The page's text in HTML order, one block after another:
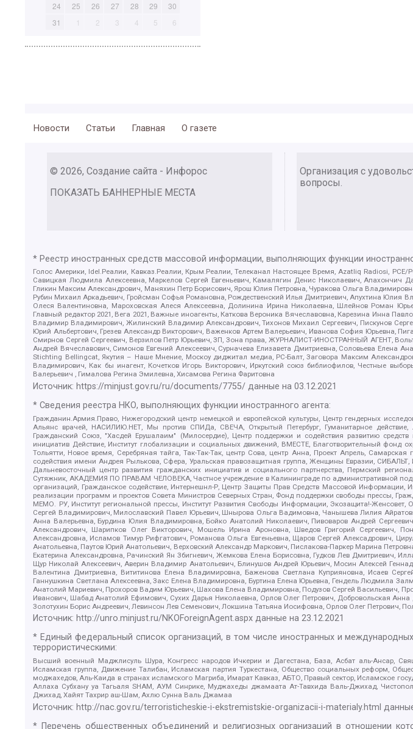
24
25 26 27 28 29
30
31
1 2 3 4 5 6
Новости Статьи Главная О газете
© 2026, Создание сайта - Инфорос
ПОКАЗАТЬ БАННЕРНЫЕ МЕСТА
Организация с
вопросы.
* Реестр иностранных средств массовой информации, выполняющих функции
Голос Америки, Idel.Реалии, Кавказ.Реалии, Крым.Реалии, Телеканал Настоящее Время, Azatliq Radiosi,
Савицкая Людмила Алексеевна, Маркелов Сергей Евгеньевич, Камалягин Денис Николаевич, Апахончич
Гликин Максим Александрович, Маняхин Петр Борисович, Ярош Юлия Петровна, Чуракова Ольга
Рубин Михаил Аркадьевич, Гройсман Софья Романовна, Рождественский Илья Дмитриевич, Апухтина Юлия
Олеся Валентиновна, Мароховская Алеся Алексеевна, Долинина Ирина Николаевна, Шлейнов Роман
Главный редактор 2021, Вега 2021, Важные иноагенты, Каткова Вероника Вячеславовна, Карезина Инна
Владимир Владимирович, Жилинский Владимир Александрович, Тихонов Михаил Сергеевич, Пискунов
Юрий Альбертович, Грезев Александр Викторович, Важенков Артем Валерьевич, Иванова София Юрьевна,
Смирнов Сергей Сергеевич, Верзилов Петр Юрьевич, ЗП, Зона права, ЖУРНАЛИСТ-ИНОСТРАННЫЙ АГЕНТ,
Андрей Вячеславович, Симонов Евгений Алексеевич, Сурначева Елизавета Дмитриевна, Соловьева Елена
Stichting Bellingcat, Якутия – Наше Мнение, Москоу диджитал медиа, РС-Балт, Заговора Максим
Владимирович, Как бы инагент, Кочетков Игорь Викторович, Иркутский союз библиофилов, Честные
Валерьевич , Гималова Регина Эмилевна, Хисамова Регина Фаритовна
Источник: https://minjust.gov.ru/ru/documents/7755/ данные на03.12.2021
* Сведения реестра НКО, выполняющих функции иностранного агента:
Гражданин.Армия.Право, Нижегородский центр немецкой и европейской культуры, Центр гендерных
Альянс врачей, НАСИЛИЮ.НЕТ, Мы против СПИДа, СВЕЧА, Открытый Петербург, Гуманитарное действие,
Гражданский Союз, "Хасдей Ерушалаим" (Милосердие), Центр поддержки и содействия развитию
инициатив Действие, Институт глобализации и социальных движений, ВМЕСТЕ, Благотворительный
Тольятти, Новое время, Серебряная тайга, Так-Так-Так, центр Сова, центр Анна, Проект Апрель,
содействия имени Андрея Рылькова, Сфера, Уральская правозащитная группа, Женщины Евразии, СИБАЛЬТ,
Дальневосточный центр развития гражданских инициатив и социального партнерства, Пермский
Сутяжник, АКАДЕМИЯ ПО ПРАВАМ ЧЕЛОВЕКА, Частное учреждение в Калининграде по административной
организаций, Гражданское содействие, Интернешнл-Р, Центр Защиты Прав Средств Массовой Информации,
реализации программ и проектов Совета Министров Северных Стран, Фонд поддержки свободы прессы,
МЕМО. РУ, Институт региональной прессы, Институт Развития Свободы Информации, Экозащита!-
Сергей Владимирович, Милославский Павел Юрьевич, Шнырова Ольга Вадимовна, Чанышева Лилия
Анна Валерьевна, Бурдина Юлия Владимировна, Бойко Анатолий Николаевич, Пивоваров Андрей
Александрович, Шарипков Олег Викторович, Мошель Ирина Ароновна, Шведов Григорий Сергеевич,
Александровна, Исламов Тимур Рифгатович, Романова Ольга Евгеньевна, Щаров Сергей Алексадрович,
Анатольевна, Паутов Юрий Анатольевич, Верховский Александр Маркович, Пислакова-Паркер Марина
Екатерина Александровна, Рачинский Ян Збигневич, Жемкова Елена Борисовна, Гудков Лев Дмитриевич,
Щур Николай Алексеевич, Аверин Владимир Анатольевич, Блинушов Андрей Юрьевич, Мосин Алексей
Валентина Дмитриевна, Вититинова Елена Владимировна, Баженова Светлана Куприяновна, Исаев
Ганнушкина Светлана Алексеевна, Закс Елена Владимировна, Буртина Елена Юрьевна, Гендель Людмила
Анатолий Мариевич, Прохоров Вадим Юрьевич, Шахова Елена Владимировна, Подузов Сергей Васильевич,
Иванович, Шабад Анатолий Ефимович, Сухих Дарья Николаевна, Орлов Олег Петрович, Добровольская
Золотухин Борис Андреевич, Левинсон Лев Семенович, Локшина Татьяна Иосифовна, Орлов Олег Петрович,
Источник: http://unro.minjust.ru/NKOForeignAgent.aspx данные на23.12.2021
* Единый федеральный список организаций, в том числе иностранных и
террористическими:
Высший военный Маджлисуль Шура, Конгресс народов Ичкерии и Дагестана, База, Асбат аль-Ансар,
Исламская группа, Движение Талибан, Исламская партия Туркестана, Общество социальных реформ,
моджахедов, Аль-Каида в странах исламского Магриба, Имарат Кавказ, АБТО, Правый сектор, Исламское
Аллаха Субхану уа Тагьаля SHAM, АУМ Синрике, Муджахеды джамаата Ат-Тавхида Валь-Джихад,
Джихад, Хайят Тахрир аш-Шам, Ахлю Сунна Валь Джамаа
Источник: http://nac.gov.ru/terroristicheskie-i-ekstremistskie-organizacii-i-materialy.html
* Перечень общественных объединений и религиозных организаций в отношении